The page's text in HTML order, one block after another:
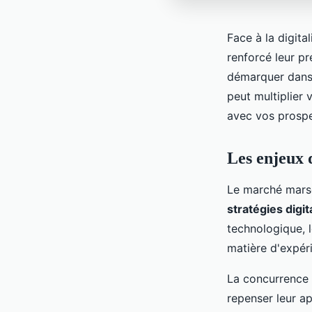
Face à la
renforcé leur
démarquer
peut multiplier
avec vos
Les enjeux
Le marché
stratégies
technologique,
matière
La
repenser leur